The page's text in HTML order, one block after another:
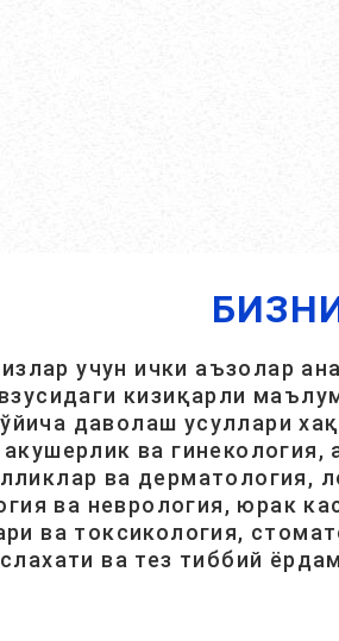
учун ички аъзолар
кизиқарли
даволаш усуллари
ва гинекология,
ва дерматология,
ва неврология, юрак
ва токсикология,
ва тез тиббий